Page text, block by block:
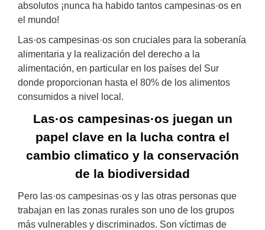
absolutos ¡nunca ha habido tantos campesinas·os en
el mundo!
Las·os campesinas·os son cruciales para la soberanía
alimentaria y la realización del derecho a la
alimentación, en particular en los países del Sur
donde proporcionan hasta el 80% de los alimentos
consumidos a nivel local.
Las·os campesinas·os juegan un
papel clave en la lucha contra el
cambio climatico y la conservación
de la biodiversidad
Pero las·os campesinas·os y las otras personas que
trabajan en las zonas rurales son uno de los grupos
más vulnerables y discriminados. Son víctimas de